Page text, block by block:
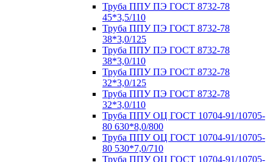
Труба ППУ ПЭ ГОСТ 8732-78
45*3,5/110
Труба ППУ ПЭ ГОСТ 8732-78
38*3,0/125
Труба ППУ ПЭ ГОСТ 8732-78
38*3,0/110
Труба ППУ ПЭ ГОСТ 8732-78
32*3,0/125
Труба ППУ ПЭ ГОСТ 8732-78
32*3,0/110
Труба ППУ ОЦ ГОСТ 10704-91/10705-
80 630*8,0/800
Труба ППУ ОЦ ГОСТ 10704-91/10705-
80 530*7,0/710
Труба ППУ ОЦ ГОСТ 10704-91/10705-